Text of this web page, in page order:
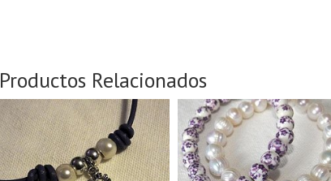
Productos Relacionados